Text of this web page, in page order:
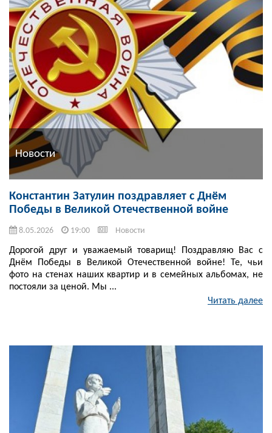
Новости
Константин Затулин поздравляет с Днём
Победы в Великой Отечественной войне
8.05.2026 19:00 Новости
Дорогой друг и уважаемый товарищ! Поздравляю Вас с
Днём Победы в Великой Отечественной войне! Те, чьи
фото на стенах наших квартир и в семейных альбомах, не
постояли за ценой. Мы ...
Читать далее